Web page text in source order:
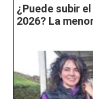
¿Puede subir
2026? La